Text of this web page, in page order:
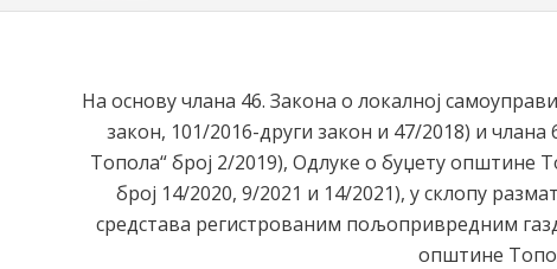
На основу члана 46. Закона о локалној
закон, 101/2016-други закон и 47/2018) и
Топола“ број 2/2019), Одлуке о буџету општине
број 14/2020, 9/2021 и 14/2021), у склопу
средстава регистрованим пољопривредним
општине